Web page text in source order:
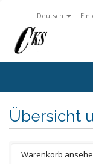
Deutsch
Übersicht